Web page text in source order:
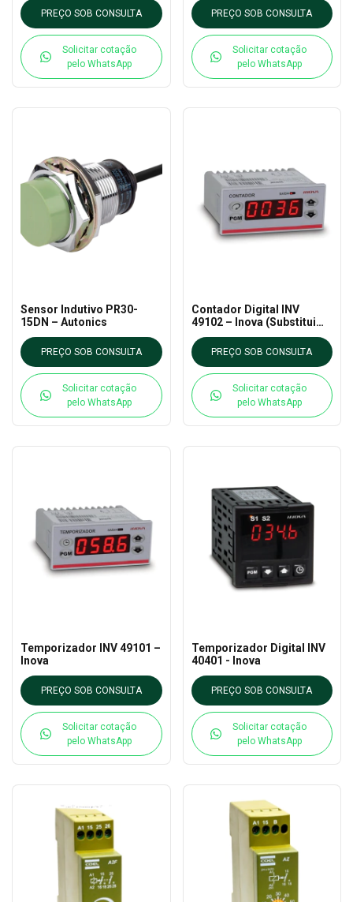
PREÇO SOB CONSULTA
Solicitar cotação
pelo WhatsApp
PREÇO SOB CONSULTA
Solicitar cotação
pelo WhatsApp
Sensor Indutivo PR30-
15DN – Autonics
PREÇO SOB CONSULTA
Solicitar cotação
pelo WhatsApp
Contador Digital INV
49102 – Inova (Substitui
4902)
PREÇO SOB CONSULTA
Solicitar cotação
pelo WhatsApp
Temporizador INV 49101 –
Inova
PREÇO SOB CONSULTA
Solicitar cotação
pelo WhatsApp
Temporizador Digital INV
40401 - Inova
PREÇO SOB CONSULTA
Solicitar cotação
pelo WhatsApp